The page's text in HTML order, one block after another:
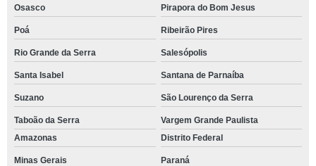
Osasco Pirapora do Bom Jesus
Poá Ribeirão Pires
Rio Grande da Serra Salesópolis
Santa Isabel Santana de Parnaíba
Suzano São Lourenço da Serra
Taboão da Serra
Vargem Grande Paulista
Amazonas
Distrito Federal
Minas Gerais Paraná